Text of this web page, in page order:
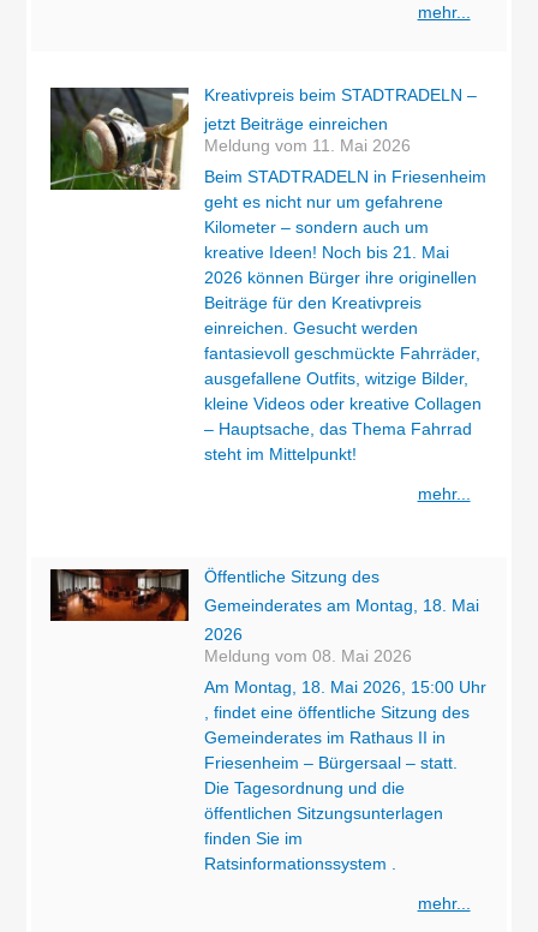
mehr...
Kreativpreis beim STADTRADELN –
jetzt Beiträge einreichen
Meldung vom 11. Mai 2026
Beim STADTRADELN in Friesenheim
geht es nicht nur um gefahrene
Kilometer – sondern auch um
kreative Ideen! Noch bis 21. Mai
2026 können Bürger ihre originellen
Beiträge für den Kreativpreis
einreichen. Gesucht werden
fantasievoll geschmückte Fahrräder,
ausgefallene Outfits, witzige Bilder,
kleine Videos oder kreative Collagen
– Hauptsache, das Thema Fahrrad
steht im Mittelpunkt!
mehr...
Öffentliche Sitzung des
Gemeinderates am Montag, 18. Mai
2026
Meldung vom 08. Mai 2026
Am Montag, 18. Mai 2026, 15:00 Uhr
, findet eine öffentliche Sitzung des
Gemeinderates im Rathaus II in
Friesenheim – Bürgersaal – statt.
Die Tagesordnung und die
öffentlichen Sitzungsunterlagen
finden Sie im
Ratsinformationssystem .
mehr...